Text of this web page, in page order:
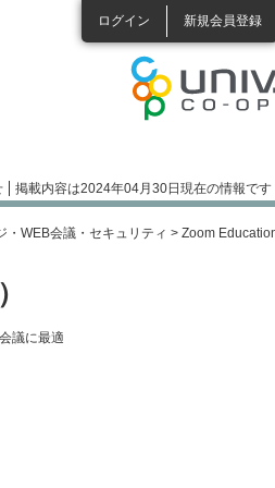
ログイン 新規会員登録
掲載内容は2024年04月30日現在の情報です
WEB会議・セキュリティ > Zoom
議に最適